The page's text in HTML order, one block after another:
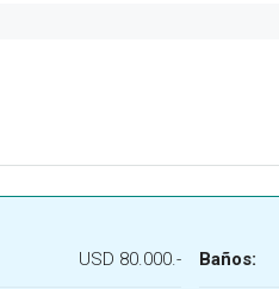
USD 80.000.- Baños: